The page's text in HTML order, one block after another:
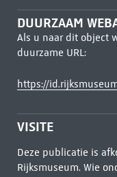
DUURZAAM
Als u naar dit object
duurzame URL:
https://
VISITE
Deze publicatie is
Rijksmuseum. Wie